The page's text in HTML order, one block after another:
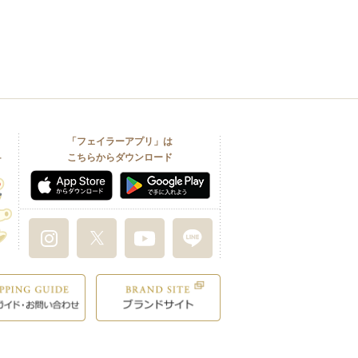
「フェイラーアプリ」は
こちらからダウンロード